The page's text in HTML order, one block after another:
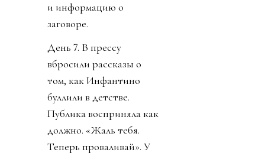
и информацию о
заговоре.
День 7. В прессу
вбросили рассказы о
том, как Инфантино
буллили в детстве.
Публика восприняла как
должно. «Жаль тебя.
Теперь проваливай». У